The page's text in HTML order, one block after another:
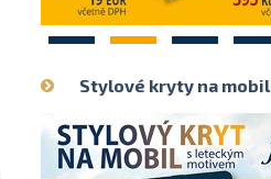
1 2 3 4
Stylové kryty na mobil